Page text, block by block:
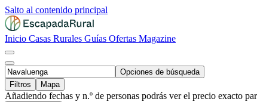
Salto al contenido principal
Inicio Casas Rurales Guías Ofertas Magazine
Opciones de búsqueda
Filtros
Mapa
Añadiendo fechas y n.º de personas podrás ver el precio exacto